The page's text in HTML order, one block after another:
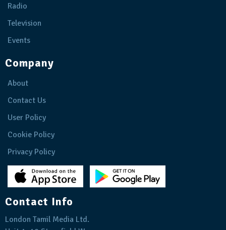
Radio
Television
Events
Company
About
Contact Us
User Policy
Cookie Policy
Privacy Policy
Contact Info
London Tamil Media Ltd.